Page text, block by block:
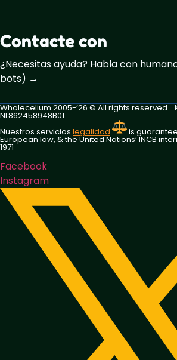
Contacte con
¿Necesitas ayuda? Habla con
bots) →
Wholecelium 2005-’26 ©️ All rights reserved.
NL862458948B01
Nuestros servicios legalidad is
European law, & the United Nations‘ INCB
1971
Facebook
Instagram